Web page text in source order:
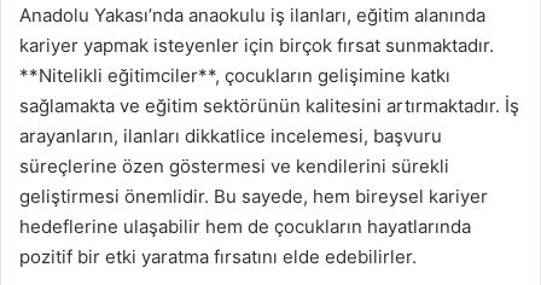
Anadolu Yakası’nda anaokulu iş ilanları, eğitim alanında
kariyer yapmak isteyenler için birçok fırsat sunmaktadır.
**Nitelikli eğitimciler**, çocukların gelişimine katkı
sağlamakta ve eğitim sektörünün kalitesini artırmaktadır. İş
arayanların, ilanları dikkatlice incelemesi, başvuru
süreçlerine özen göstermesi ve kendilerini sürekli
geliştirmesi önemlidir. Bu sayede, hem bireysel kariyer
hedeflerine ulaşabilir hem de çocukların hayatlarında
pozitif bir etki yaratma fırsatını elde edebilirler.